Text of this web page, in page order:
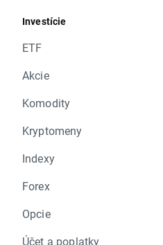
Investície
ETF
Akcie
Komodity
Kryptomeny
Indexy
Forex
Opcie
Účet a poplatky